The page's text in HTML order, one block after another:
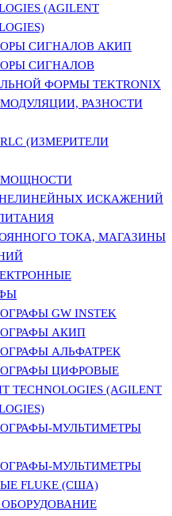
(AGILENT
СИГНАЛОВ АКИП
СИГНАЛОВ
ФОРМЫ TEKTRONIX
РАЗНОСТИ
(ИЗМЕРИТЕЛИ
МОЩНОСТИ
НЕЛИНЕЙНЫХ ИСКАЖЕНИЙ
ТОКА, МАГАЗИНЫ
GW INSTEK
АКИП
АЛЬФАТРЕК
ЦИФРОВЫЕ
TECHNOLOGIES (AGILENT
МУЛЬТИМЕТРЫ
МУЛЬТИМЕТРЫ
FLUKE (США)